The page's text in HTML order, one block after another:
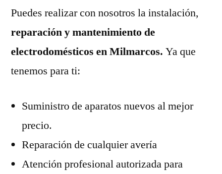
Puedes realizar con nosotros la instalación,
reparación y mantenimiento de
electrodomésticos en Milmarcos. Ya que
tenemos para ti:
Suministro de aparatos nuevos al mejor
precio.
Reparación de cualquier avería
Atención profesional autorizada para